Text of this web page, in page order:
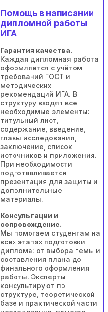
Помощь в написании
дипломной работы
ИГА
Гарантия качества.
Каждая дипломная работа
оформляется с учётом
требований ГОСТ и
методических
рекомендаций ИГА. В
структуру входят все
необходимые элементы:
титульный лист,
содержание, введение,
главы исследования,
заключение, список
источников и приложения.
При необходимости
подготавливается
презентация для защиты и
дополнительные
материалы.
Консультации и
сопровождение.
Мы помогаем студентам на
всех этапах подготовки
диплома: от выбора темы и
составления плана до
финального оформления
работы. Эксперты
консультируют по
структуре, теоретической
базе и практической части